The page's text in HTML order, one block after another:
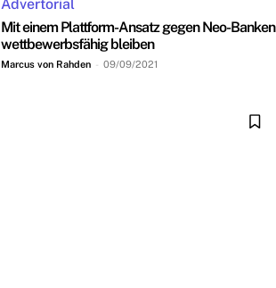
Advertorial
Mit einem Plattform-Ansatz gegen Neo-Banken
wettbewerbsfähig bleiben
Marcus von Rahden - 09/09/2021